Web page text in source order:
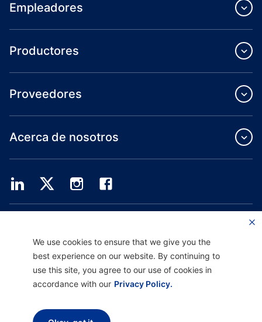
Empleadores
Productores
Proveedores
Acerca de nosotros
Providence Health Assurance es un HMO, HMO-POS y HMO SNP con contratos
depende de la renovación del contrato.
Aviso sobre prácticas de privacidad |
We use cookies to ensure that we give you the
best experience on our website. By continuing to
use this site, you agree to our use of cookies in
accordance with our Privacy Policy.